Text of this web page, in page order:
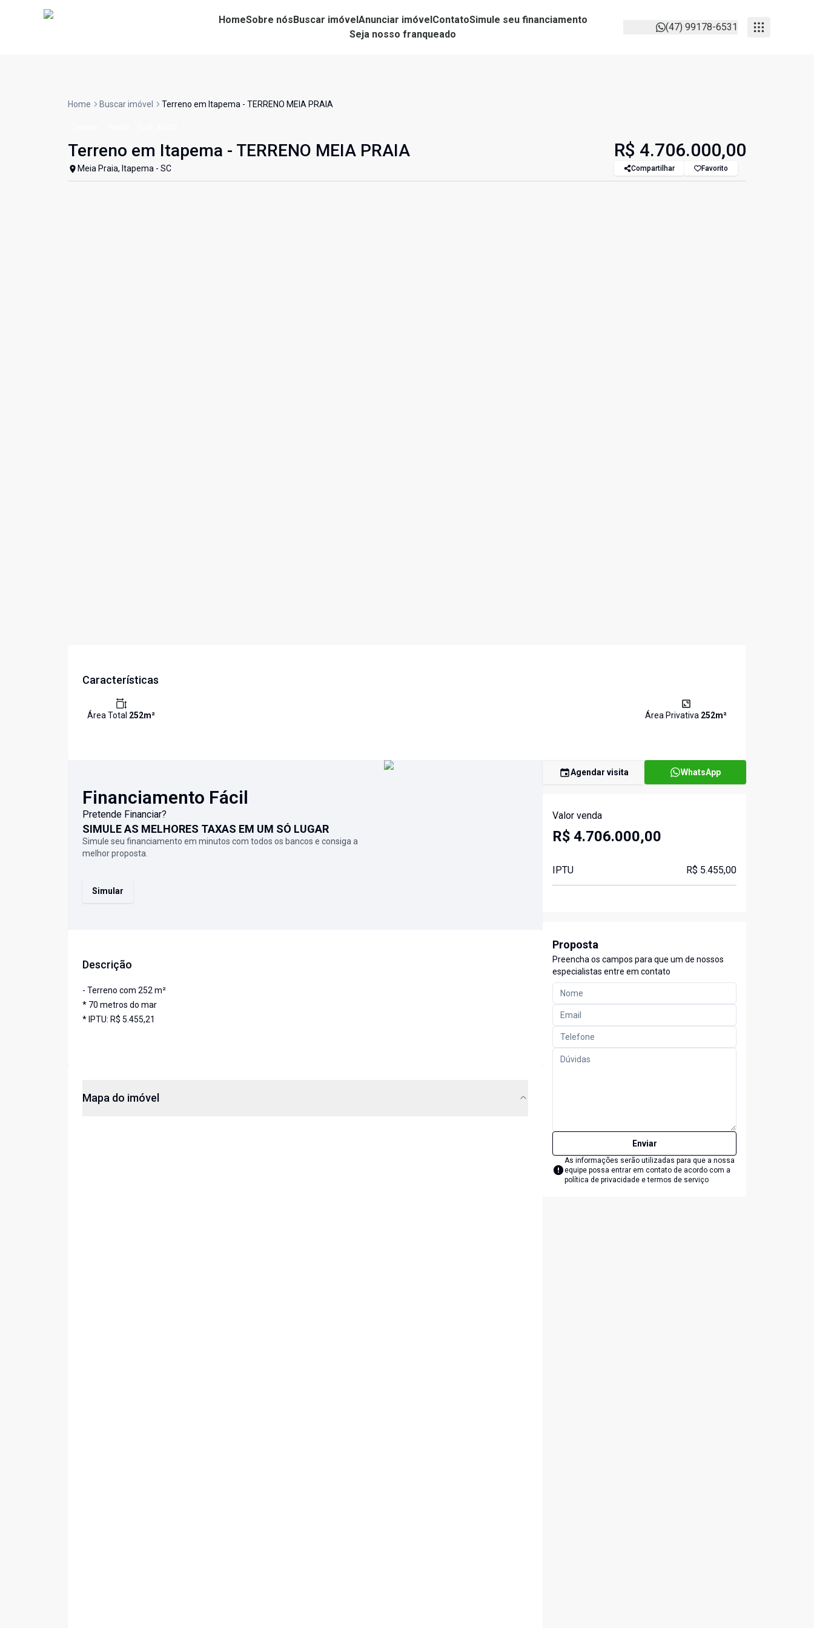
HomeSobre nósBuscar imóvelAnunciar imóvelContatoSimule seu financiamento
Seja nosso franqueado
(47) 99178-6531
Home Buscar imóvel Terreno em Itapema - TERRENO MEIA PRAIA
Terreno em Itapema - TERRENO MEIA PRAIA
Meia Praia, Itapema - SC
R$ 4.706.000,00
Compartilhar Favorito
Características
Área Total 252m² Área Privativa 252m²
Financiamento Fácil
Pretende Financiar?
SIMULE AS MELHORES TAXAS EM UM SÓ LUGAR
Simule seu financiamento em minutos com todos os bancos e consiga a
melhor proposta.
Simular
Descrição
- Terreno com 252 m²
* 70 metros do mar
* IPTU: R$ 5.455,21
Mapa do imóvel
Agendar visita WhatsApp
Valor venda
R$ 4.706.000,00
IPTU R$ 5.455,00
Proposta
Preencha os campos para que um de nossos
especialistas entre em contato
Enviar
As informações serão utilizadas para que a nossa
equipe possa entrar em contato de acordo com a
política de privacidade e termos de serviço